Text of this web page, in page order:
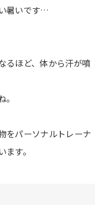
暑いです…
るほど、体から汗が噴
をパーソナルトレーナ
す。